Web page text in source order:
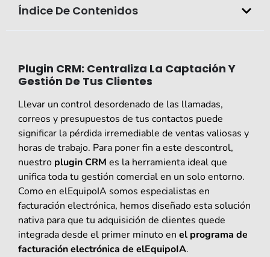
Índice De Contenidos
Plugin CRM: Centraliza La Captación Y
Gestión De Tus Clientes
Llevar un control desordenado de las llamadas,
correos y presupuestos de tus contactos puede
significar la pérdida irremediable de ventas valiosas y
horas de trabajo. Para poner fin a este descontrol,
nuestro plugin CRM es la herramienta ideal que
unifica toda tu gestión comercial en un solo entorno.
Como en elEquipoIA somos especialistas en
facturación electrónica, hemos diseñado esta solución
nativa para que tu adquisición de clientes quede
integrada desde el primer minuto en el programa de
facturación electrónica de elEquipoIA.